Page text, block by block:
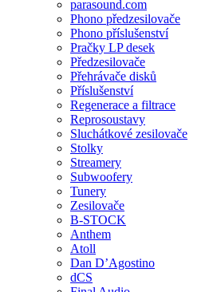
parasound.com
Phono předzesilovače
Phono příslušenství
Pračky LP desek
Předzesilovače
Přehrávače disků
Příslušenství
Regenerace a filtrace
Reprosoustavy
Sluchátkové zesilovače
Stolky
Streamery
Subwoofery
Tunery
Zesilovače
B-STOCK
Anthem
Atoll
Dan D’Agostino
dCS